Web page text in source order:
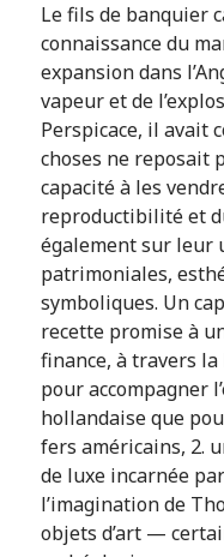
Le fils de banquier
connaissance du
expansion dans
vapeur et de
Perspicace, il avait
choses ne reposait
capacité à les
reproductibilité et
également sur leur
patrimoniales,
symboliques. Un
recette promise à
finance, à travers la
pour accompagner
hollandaise que
fers américains, 2.
de luxe incarnée
l’imagination de
objets d’art —